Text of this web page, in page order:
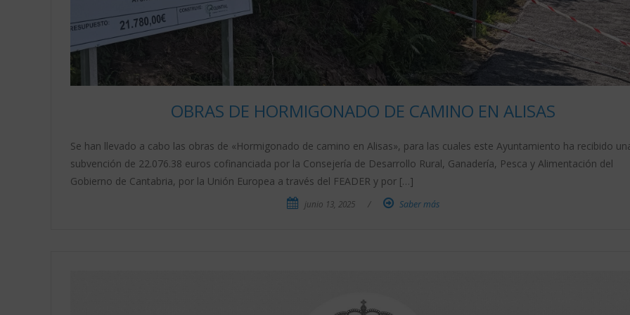
OBRAS DE HORMIGONADO DE CAMINO EN ALISAS
Se han llevado a cabo las obras de «Hormigonado de camino en Alisas», para las cuales este Ayuntamiento ha recibido
subvención de 22.076.38 euros cofinanciada por la Consejería de Desarrollo Rural, Ganadería, Pesca y Alimentación del
Gobierno de Cantabria, por la Unión Europea a través del FEADER y por […]
junio 13, 2025 / Saber más